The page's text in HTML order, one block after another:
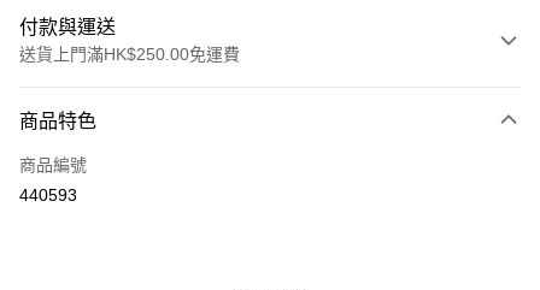
付款與運送
送貨上門滿HK$250.00免運費
信用卡
Apple Pay
商品特色
商品編號
440593